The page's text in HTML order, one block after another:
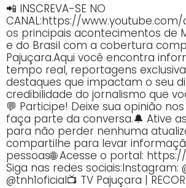
📲 INSCREVA-SE NO
CANAL:https://www.youtube.com/
os principais acontecimentos de
e do Brasil com a cobertura
Pajuçara.Aqui você encontra
tempo real, reportagens
destaques que impactam o seu
credibilidade do jornalismo que
💬 Participe! Deixe sua opinião
faça parte da conversa.🔔 Ative
para não perder nenhuma
compartilhe para levar
pessoas🌐 Acesse o portal:
Siga nas redes sociais:Instagram:
@tnh1oficial📺 TV Pajuçara |